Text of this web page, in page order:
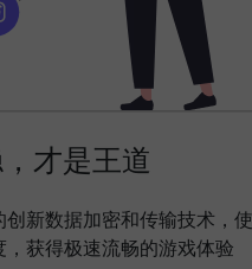
才是王道
创新数据加密和传输技术，
获得极速流畅的游戏体验